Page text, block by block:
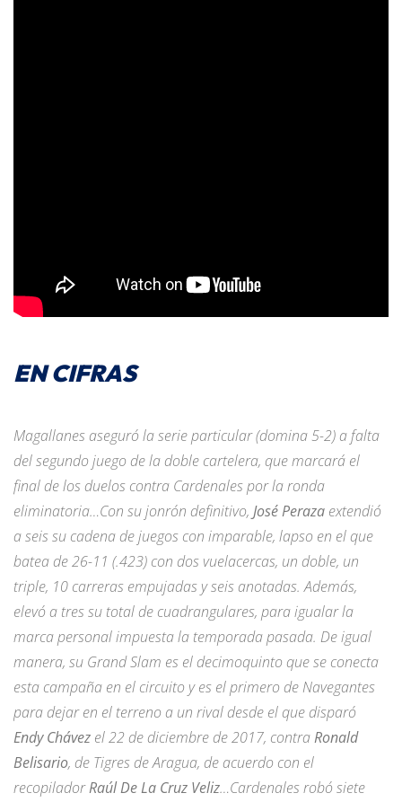
EN CIFRAS
Magallanes aseguró la serie particular (domina 5-2) a falta
del segundo juego de la doble cartelera, que marcará el
final de los duelos contra Cardenales por la ronda
eliminatoria…Con su jonrón definitivo, José Peraza extendió
a seis su cadena de juegos con imparable, lapso en el que
batea de 26-11 (.423) con dos vuelacercas, un doble, un
triple, 10 carreras empujadas y seis anotadas. Además,
elevó a tres su total de cuadrangulares, para igualar la
marca personal impuesta la temporada pasada. De igual
manera, su Grand Slam es el decimoquinto que se conecta
esta campaña en el circuito y es el primero de Navegantes
para dejar en el terreno a un rival desde el que disparó
Endy Chávez el 22 de diciembre de 2017, contraRonald
Belisario, de Tigres de Aragua, de acuerdo con el
recopiladorRaúl De La Cruz Veliz…Cardenales robó siete